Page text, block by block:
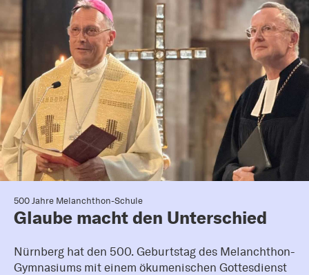
500 Jahre Melanchthon-Schule
Glaube macht den Unterschied
Nürnberg hat den 500. Geburtstag des Melanchthon-
Gymnasiums mit einem ökumenischen Gottesdienst